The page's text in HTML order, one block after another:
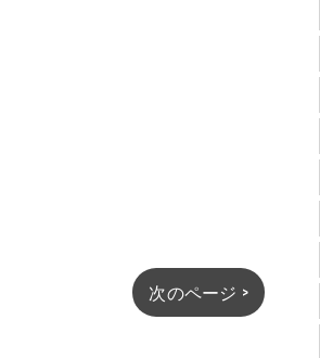
次のページ >